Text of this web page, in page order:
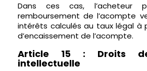
Dans ces cas, l’acheteur
remboursement de l’acompte
intérêts calculés au taux légal à
d’encaissement de l’acompte.
Article 15 : Droits
intellectuelle